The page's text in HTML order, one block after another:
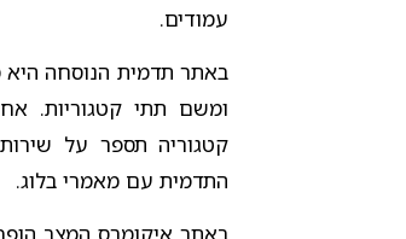
עמודים.
באתר תדמית הנוסחה היא
ומשם תתי קטגוריות.
קטגוריה תספר על
התדמית עם מאמרי בלוג.